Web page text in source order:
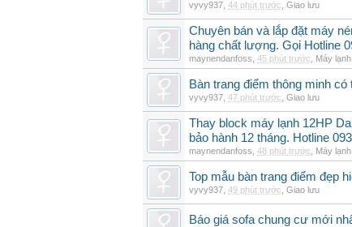
vyvy937 44 phút trước Giao lưu
Chuyên bán và lắp đặt máy
hàng chất lượng. Gọi Hotline
maynendanfoss 45 phút trước Máy lạnh
Bàn trang điểm thông minh
vyvy937 47 phút trước Giao lưu
Thay block máy lạnh 12HP
bảo hành 12 tháng. Hotline
maynendanfoss 48 phút trước Máy lạnh
Top mẫu bàn trang điểm đẹp
vyvy937 49 phút trước Giao lưu
Báo giá sofa chung cư mới